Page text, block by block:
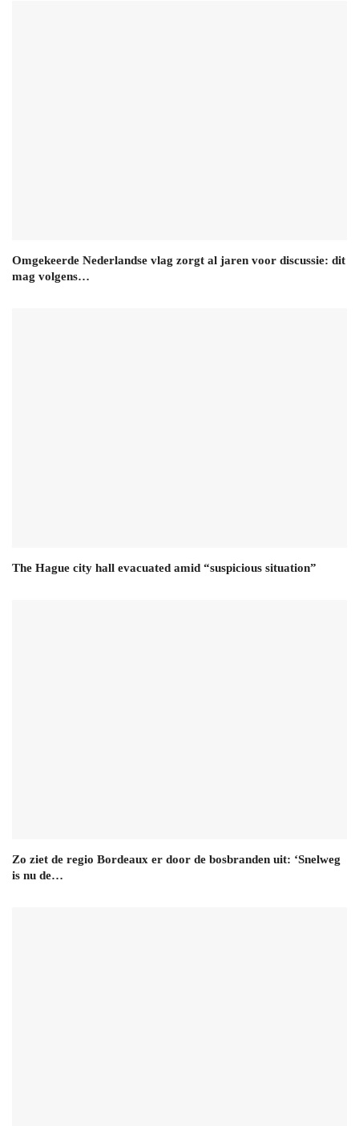
Omgekeerde Nederlandse vlag zorgt al jaren voor discussie: dit
mag volgens…
The Hague city hall evacuated amid “suspicious situation”
Zo ziet de regio Bordeaux er door de bosbranden uit: ‘Snelweg
is nu de…